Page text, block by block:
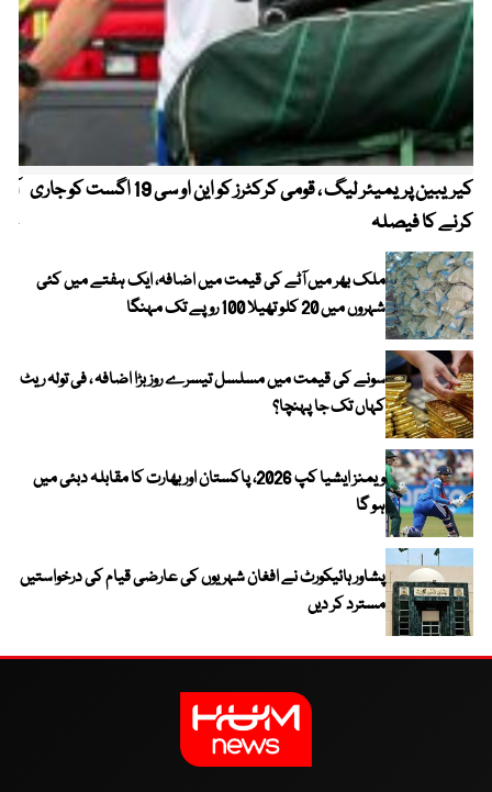
کیریبین پریمیئر لیگ ، قومی کرکٹرز کو این او سی 19 اگست کو جاری
کرنے کا فیصلہ
ملک بھر میں آٹے کی قیمت میں اضافہ، ایک ہفتے میں کئی
شہروں میں 20 کلو تھیلا 100 روپے تک مہنگا
سونے کی قیمت میں مسلسل تیسرے روز بڑا اضافہ ، فی تولہ ریٹ
کہاں تک جا پہنچا؟
ویمنز ایشیا کپ 2026، پاکستان اور بھارت کا مقابلہ دبئی میں
ہو گا
پشاور ہائیکورٹ نے افغان شہریوں کی عارضی قیام کی درخواستیں
مسترد کر دیں